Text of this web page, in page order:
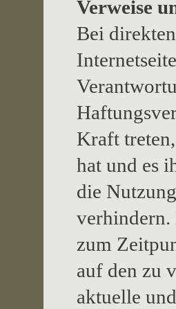
Verweise
Bei
Kraft
hat und es
die
verhindern.
zum
auf den zu
aktuelle